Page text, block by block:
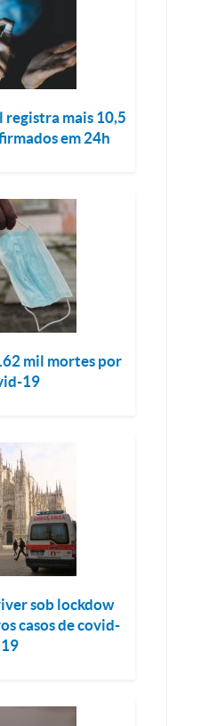
mais 10,5
em 24h
mil mortes por
19
sob lockdow
casos de covid-
19